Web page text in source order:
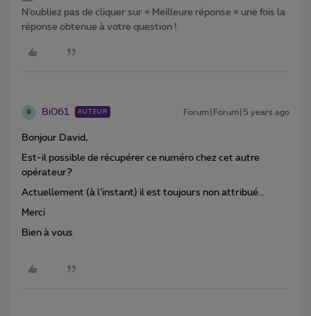
N’oubliez pas de cliquer sur « Meilleure réponse » une fois la
réponse obtenue à votre question !
B Bi061 AUTEUR Forum|Forum|5 years ago
Bonjour David,
Est-il possible de récupérer ce numéro chez cet autre
opérateur?
Actuellement (à l’instant) il est toujours non attribué…
Merci
Bien à vous